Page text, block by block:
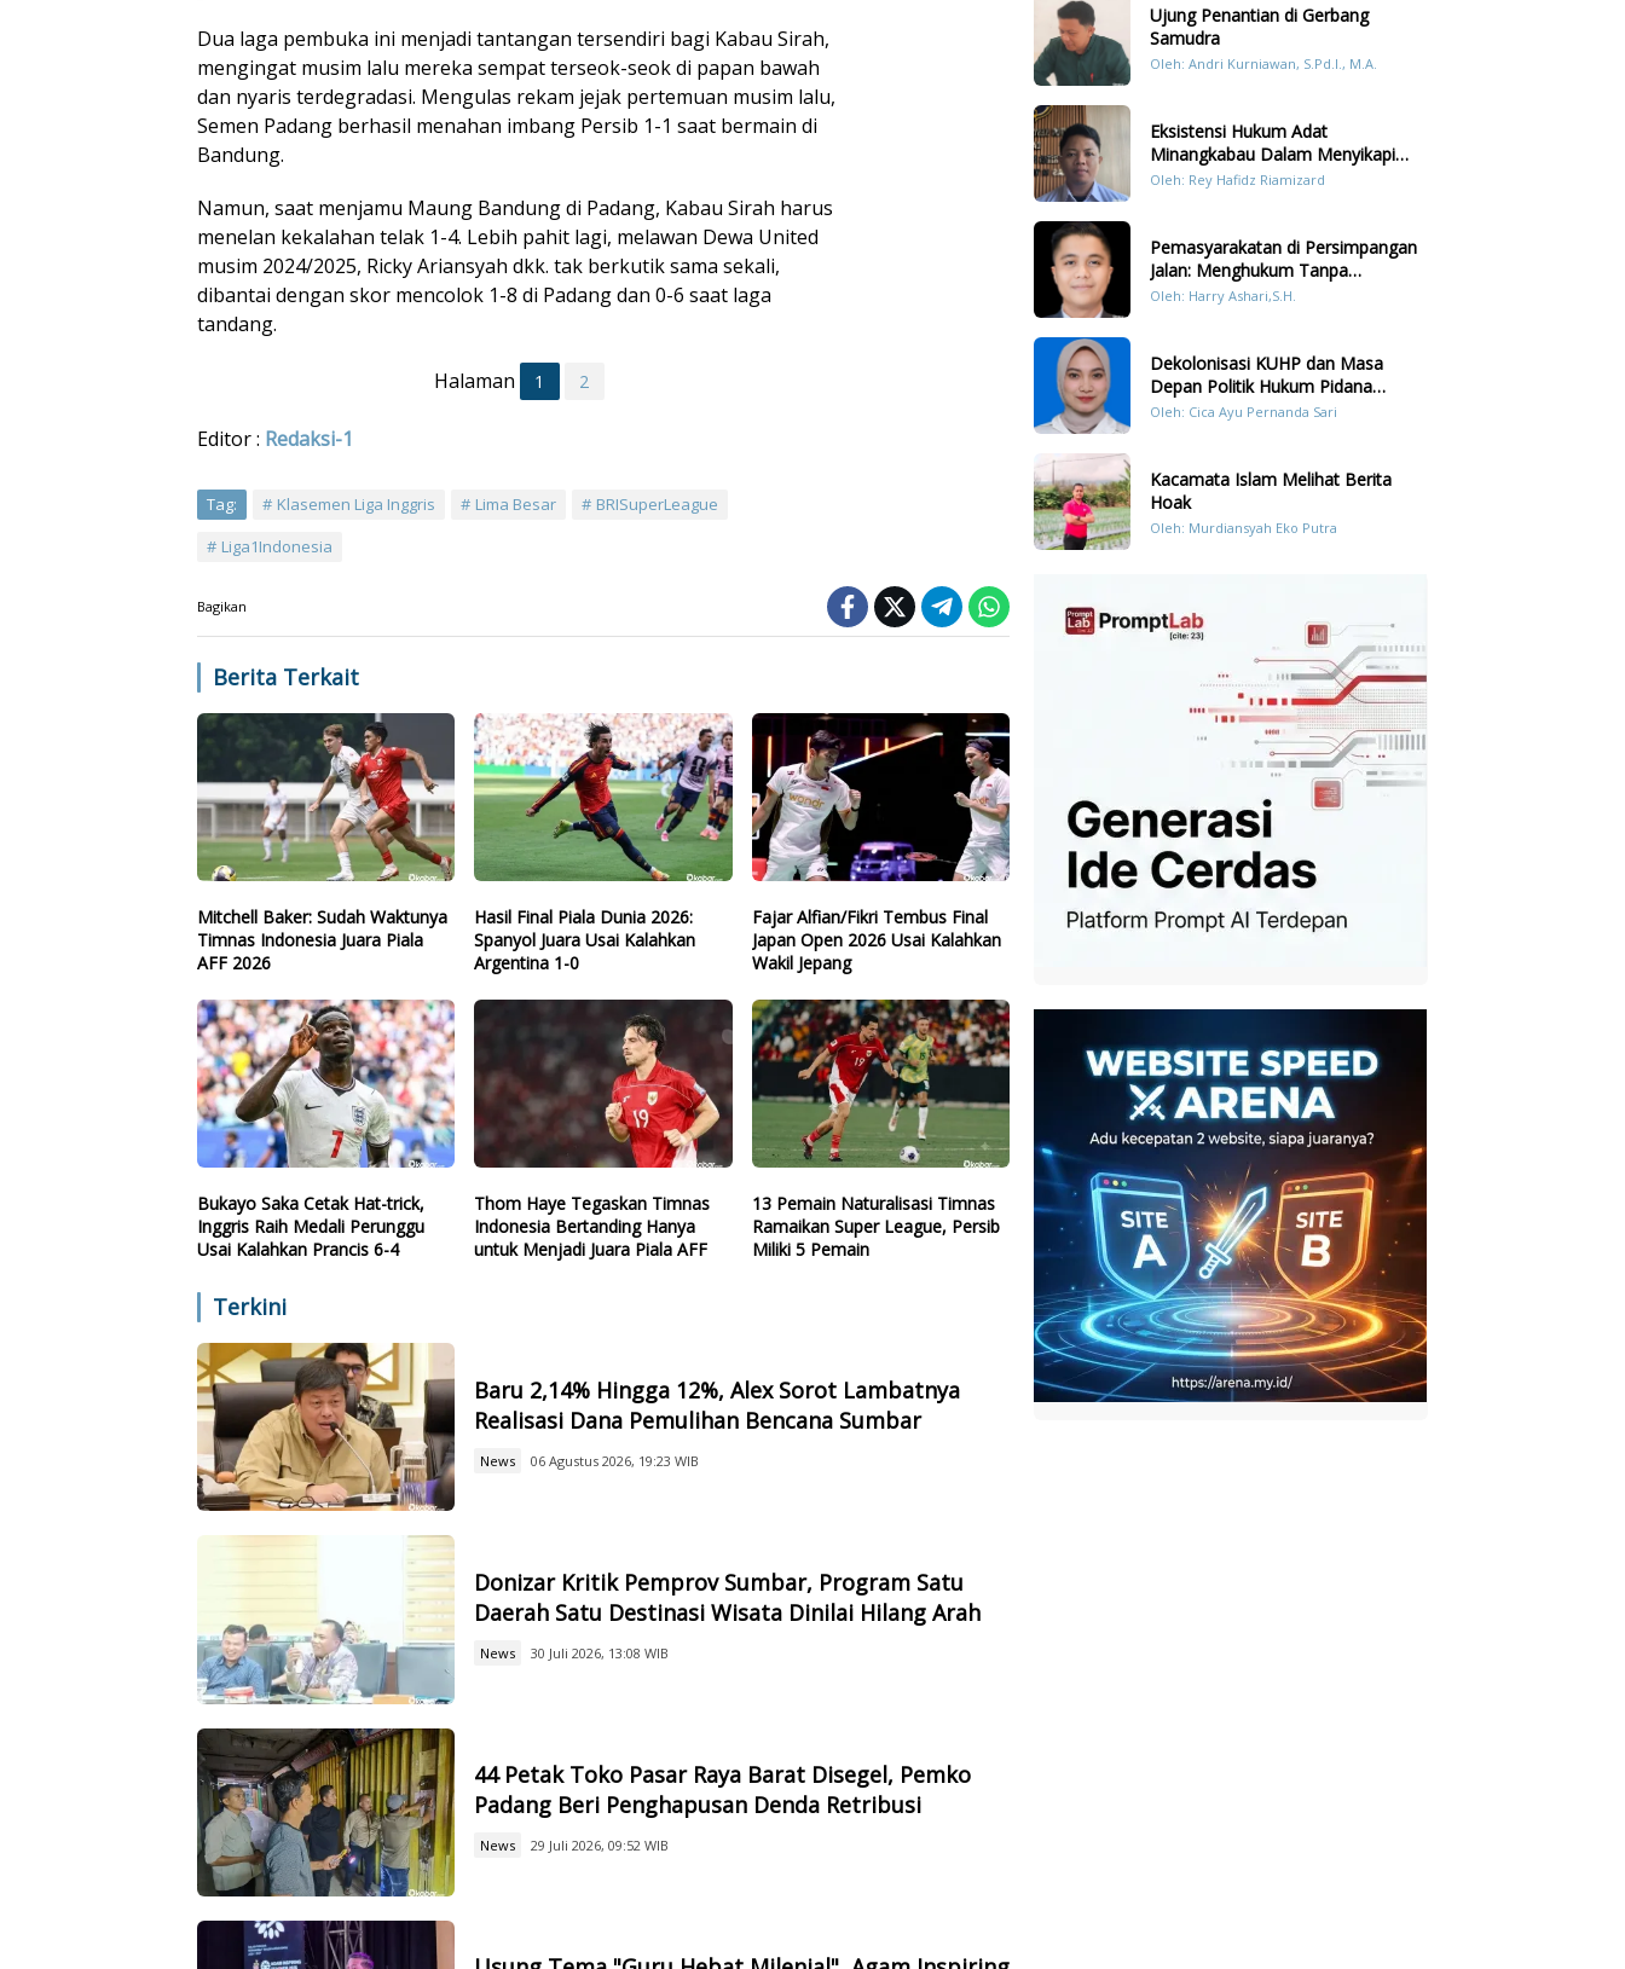
Dua laga pembuka ini menjadi tantangan tersendiri bagi Kabau Sirah,
mengingat musim lalu mereka sempat terseok-seok di papan bawah
dan nyaris terdegradasi. Mengulas rekam jejak pertemuan musim lalu,
Semen Padang berhasil menahan imbang Persib 1-1 saat bermain di
Bandung.
Namun, saat menjamu Maung Bandung di Padang, Kabau Sirah harus
menelan kekalahan telak 1-4. Lebih pahit lagi, melawan Dewa United
musim 2024/2025, Ricky Ariansyah dkk. tak berkutik sama sekali,
dibantai dengan skor mencolok 1-8 di Padang dan 0-6 saat laga
tandang.
Halaman 1 2
Editor : Redaksi-1
Tag: Klasemen Liga Inggris Lima Besar
BRISuperLeague
Liga1Indonesia
Bagikan
Berita Terkait
Mitchell Baker: Sudah Waktunya
Timnas Indonesia Juara Piala
AFF 2026
Hasil Final Piala Dunia 2026:
Spanyol Juara Usai Kalahkan
Argentina 1-0
Fajar Alfian/Fikri Tembus Final
Japan Open 2026 Usai Kalahkan
Wakil Jepang
Bukayo Saka Cetak Hat-trick,
Inggris Raih Medali Perunggu
Usai Kalahkan Prancis 6-4
Thom Haye Tegaskan Timnas
Indonesia Bertanding Hanya
untuk Menjadi Juara Piala AFF
13 Pemain Naturalisasi Timnas
Ramaikan Super League, Persib
Miliki 5 Pemain
Terkini
Baru 2,14% Hingga 12%, Alex Sorot Lambatnya
Realisasi Dana Pemulihan Bencana Sumbar
News 06 Agustus 2026, 19:23 WIB
Donizar Kritik Pemprov Sumbar, Program Satu
Daerah Satu Destinasi Wisata Dinilai Hilang Arah
News 30 Juli 2026, 13:08 WIB
44 Petak Toko Pasar Raya Barat Disegel, Pemko
Padang Beri Penghapusan Denda Retribusi
News 29 Juli 2026, 09:52 WIB
Ujung Penantian di Gerbang
Samudra
Oleh: Andri Kurniawan, S.Pd.I., M.A.
Eksistensi Hukum Adat
Minangkabau Dalam Menyikapi
Prilaku LGBT Analisis Perbandingan
Oleh: Rey Hafidz Riamizard
Pemasyarakatan di Persimpangan
Jalan: Menghukum Tanpa
Memulihkan?
Oleh: Harry Ashari,S.H.
Dekolonisasi KUHP dan Masa
Depan Politik Hukum Pidana
Indonesia
Oleh: Cica Ayu Pernanda Sari
Kacamata Islam Melihat Berita
Hoak
Oleh: Murdiansyah Eko Putra